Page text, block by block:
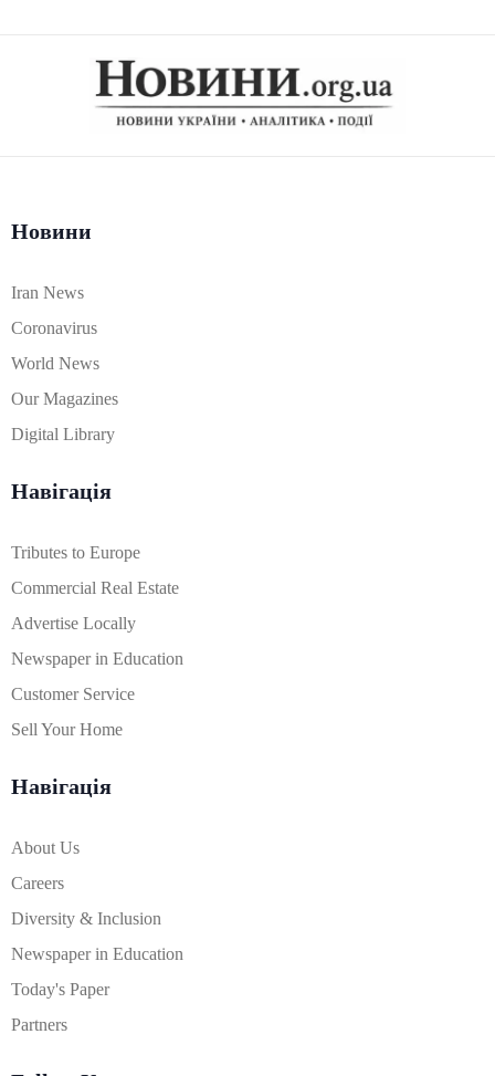
Новини
Iran News
Coronavirus
World News
Our Magazines
Digital Library
Навігація
Tributes to Europe
Commercial Real Estate
Advertise Locally
Newspaper in Education
Customer Service
Sell Your Home
Навігація
About Us
Careers
Diversity & Inclusion
Newspaper in Education
Today's Paper
Partners